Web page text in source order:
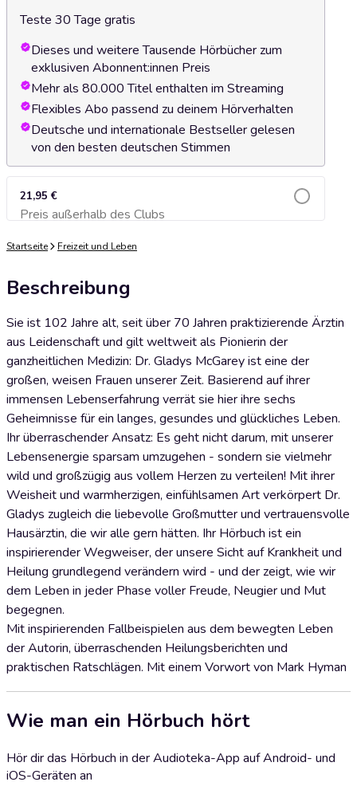
Teste 30 Tage gratis
Dieses und weitere Tausende Hörbücher zum
exklusiven Abonnent:innen Preis
Mehr als 80.000 Titel enthalten im Streaming
Flexibles Abo passend zu deinem Hörverhalten
Deutsche und internationale Bestseller gelesen
von den besten deutschen Stimmen
21,95 €
Preis außerhalb des ClubsZum Warenkorb hinzufügen
Startseite Freizeit und Leben
Beschreibung
Sie ist 102 Jahre alt, seit über 70 Jahren praktizierende Ärztin
aus Leidenschaft und gilt weltweit als Pionierin der
ganzheitlichen Medizin: Dr. Gladys McGarey ist eine der
großen, weisen Frauen unserer Zeit. Basierend auf ihrer
immensen Lebenserfahrung verrät sie hier ihre sechs
Geheimnisse für ein langes, gesundes und glückliches Leben.
Ihr überraschender Ansatz: Es geht nicht darum, mit unserer
Lebensenergie sparsam umzugehen - sondern sie vielmehr
wild und großzügig aus vollem Herzen zu verteilen! Mit ihrer
Weisheit und warmherzigen, einfühlsamen Art verkörpert Dr.
Gladys zugleich die liebevolle Großmutter und vertrauensvolle
Hausärztin, die wir alle gern hätten. Ihr Hörbuch ist ein
inspirierender Wegweiser, der unsere Sicht auf Krankheit und
Heilung grundlegend verändern wird - und der zeigt, wie wir
dem Leben in jeder Phase voller Freude, Neugier und Mut
begegnen.
Mit inspirierenden Fallbeispielen aus dem bewegten Leben
der Autorin, überraschenden Heilungsberichten und
praktischen Ratschlägen. Mit einem Vorwort von Mark Hyman
Wie man ein Hörbuch hört
Hör dir das Hörbuch in der Audioteka-App auf Android- und
iOS-Geräten an